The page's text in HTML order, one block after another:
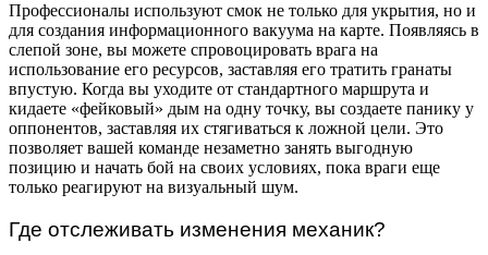
Профессионалы используют смок не только для укрытия, но и
для создания информационного вакуума на карте. Появляясь в
слепой зоне, вы можете спровоцировать врага на
использование его ресурсов, заставляя его тратить гранаты
впустую. Когда вы уходите от стандартного маршрута и
кидаете «фейковый» дым на одну точку, вы создаете панику у
оппонентов, заставляя их стягиваться к ложной цели. Это
позволяет вашей команде незаметно занять выгодную
позицию и начать бой на своих условиях, пока враги еще
только реагируют на визуальный шум.
Где отслеживать изменения механик?